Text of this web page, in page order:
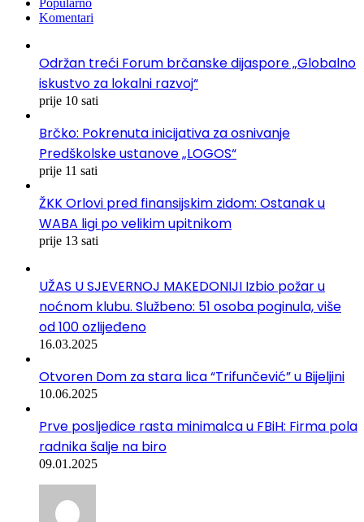
Popularno
Komentari
Održan treći Forum brčanske dijaspore „Globalno
iskustvo za lokalni razvoj“
prije 10 sati
Brčko: Pokrenuta inicijativa za osnivanje
Predškolske ustanove „LOGOS“
prije 11 sati
ŽKK Orlovi pred finansijskim zidom: Ostanak u
WABA ligi po velikim upitnikom
prije 13 sati
UŽAS U SJEVERNOJ MAKEDONIJI Izbio požar u
noćnom klubu. Službeno: 51 osoba poginula, više
od 100 ozlijeđeno
16.03.2025
Otvoren Dom za stara lica “Trifunčević” u Bijeljini
10.06.2025
Prve posljedice rasta minimalca u FBiH: Firma pola
radnika šalje na biro
09.01.2025